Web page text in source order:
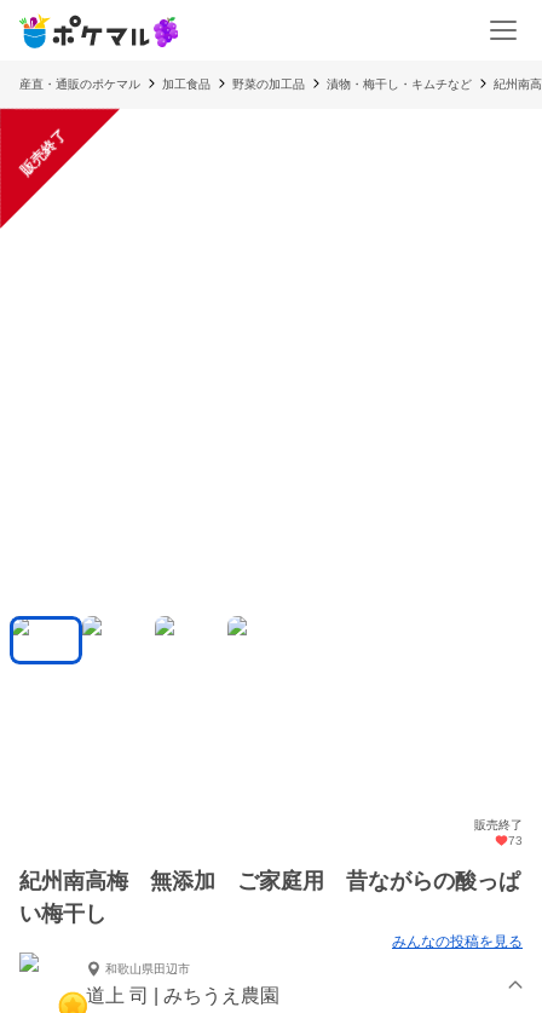
産直・通販のポケマル 加工食品 野菜の加工品 漬物・梅干し・キムチなど 紀州南
販売終了
販売終了
73
紀州南高梅 無添加 ご家庭用 昔ながらの酸っぱ
い梅干し
みんなの投稿を見る
和歌山県田辺市
道上 司 | みちうえ農園